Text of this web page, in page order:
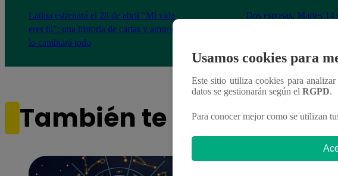
Latina estrenará el 28 de abril “Mi vida
eres tú”: una historia de cartas y amor que
lo cambiará todo
Dos esposas, Martes
También te puede
Usamos cookies para
Este sitio utiliza cookies para
datos se gestionarán según el RGPD.
Para conocer mejor como se utilizan